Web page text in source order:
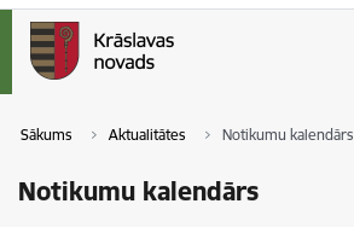
Sākums Aktualitātes Notikumu kalendārs
Notikumu kalendārs